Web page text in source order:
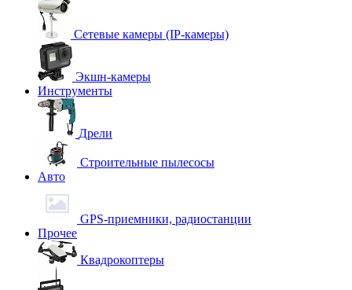
Сетевые камеры (IP-камеры)
Экшн-камеры
Инструменты
Дрели
Строительные пылесосы
Авто
GPS-приемники, радиостанции
Прочее
Квадрокоптеры